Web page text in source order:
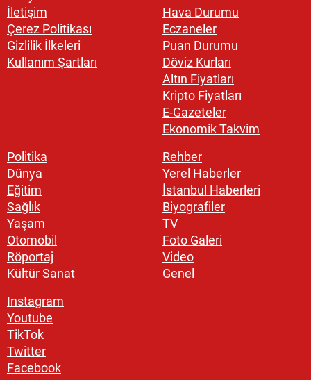
İletişim
Çerez Politikası
Gizlilik İlkeleri
Kullanım Şartları
Hava Durumu
Eczaneler
Puan Durumu
Döviz Kurları
Altın Fiyatları
Kripto Fiyatları
E-Gazeteler
Ekonomik Takvim
Politika
Dünya
Eğitim
Sağlık
Yaşam
Otomobil
Röportaj
Kültür Sanat
Rehber
Yerel Haberler
İstanbul Haberleri
Biyografiler
TV
Foto Galeri
Video
Genel
Instagram
Youtube
TikTok
Twitter
Facebook